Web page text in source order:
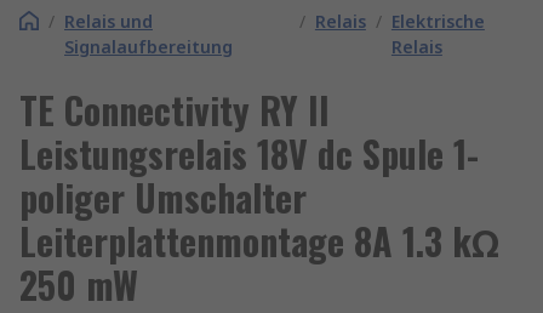
/ Relais und
Signalaufbereitung
/ Relais / Elektrische
Relais
TE Connectivity RY II
Leistungsrelais 18V dc Spule 1-
poliger Umschalter
Leiterplattenmontage 8A 1.3 kΩ
250 mW